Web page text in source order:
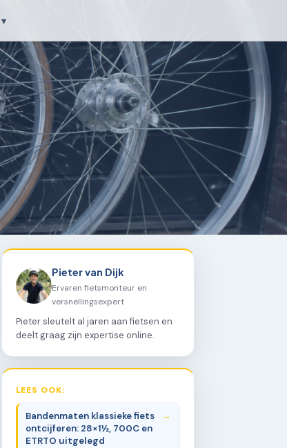
Pieter van Dijk
Ervaren fietsmonteur en
versnellingsexpert
Pieter sleutelt al jaren aan fietsen en
deelt graag zijn expertise online.
LEES OOK:
Bandenmaten klassieke fiets
ontcijferen: 28×1½, 700C en
ETRTO uitgelegd